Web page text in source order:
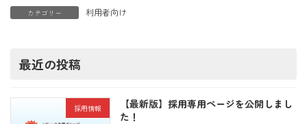
カテゴリー 利用者向け
最近の投稿
採用情報
【最新版】採用専用ページを公開しまし
た！